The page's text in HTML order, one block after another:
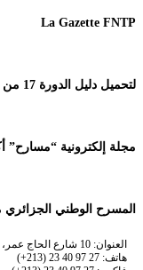
La Gazette FNTP
لتحميل دليل الدورة 17 من المهرجان الوطني للمسرح المحترف
مجلة إلكترونية “مسارح” أكتوبر 2023 /
المسرح الوطني
العنوان: 10 شارع الحاج عمر، 16000، الجزائر
هاتف: 27 97 40 23 (213+)